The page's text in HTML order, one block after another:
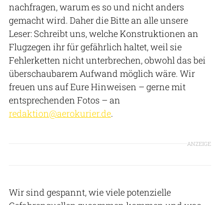
nachfragen, warum es so und nicht anders
gemacht wird. Daher die Bitte an alle unsere
Leser: Schreibt uns, welche Konstruktionen an
Flugzegen ihr für gefährlich haltet, weil sie
Fehlerketten nicht unterbrechen, obwohl das bei
überschaubarem Aufwand möglich wäre. Wir
freuen uns auf Eure Hinweisen – gerne mit
entsprechenden Fotos – an
redaktion@aerokurier.de.
ANZEIGE
Wir sind gespannt, wie viele potenzielle